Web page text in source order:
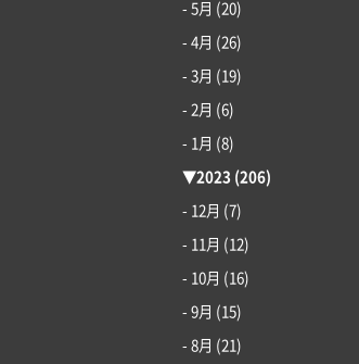
- 5月 (20)
- 4月 (26)
- 3月 (19)
- 2月 (6)
- 1月 (8)
▼2023 (206)
- 12月 (7)
- 11月 (12)
- 10月 (16)
- 9月 (15)
- 8月 (21)